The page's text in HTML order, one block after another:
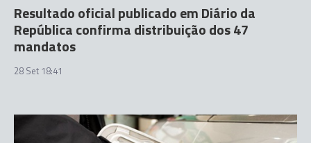
Resultado oficial publicado em Diário da
República confirma distribuição dos 47
mandatos
28 Set 18:41